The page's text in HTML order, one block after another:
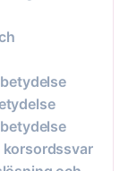
korsordssvar